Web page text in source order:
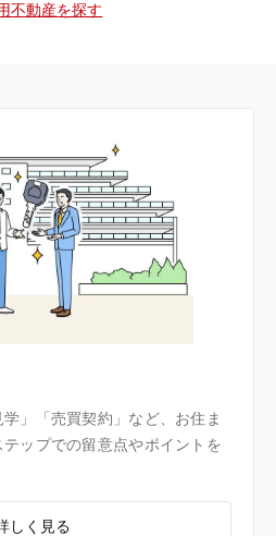
不動産を探す
学」「売買契約」など、お住ま
ップでの留意点やポイントを
しく見る